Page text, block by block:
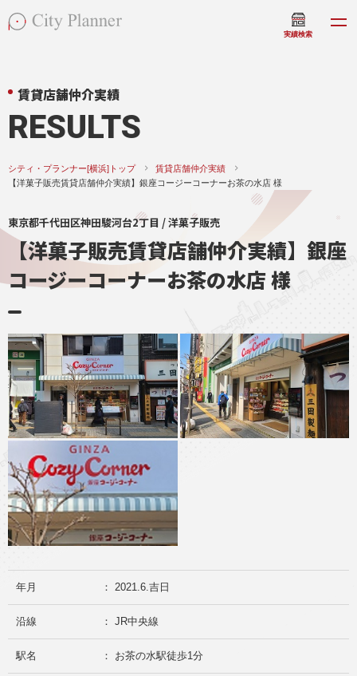
実績検索
賃貸店舗仲介実績
RESULTS
シティ・プランナー[横浜]トップ
賃貸店舗仲介実績
【洋菓子販売賃貸店舗仲介実績】銀座コージーコーナーお茶の水店 様
東京都千代田区神田駿河台2丁目 / 洋菓子販売
【洋菓子販売賃貸店舗仲介実績】銀座
コージーコーナーお茶の水店 様
年月 ： 2021.6.吉日
沿線 ： JR中央線
駅名 ： お茶の水駅徒歩1分